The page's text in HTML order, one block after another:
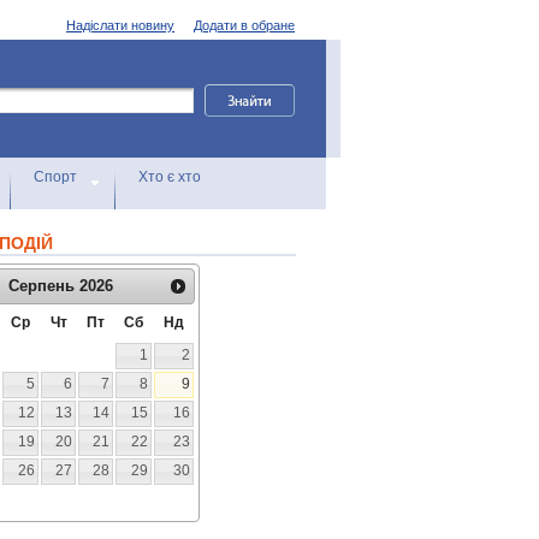
Додати в обране
Надіслати новину
Спорт Хто є хто
Серпень 2026
Ср Чт Пт Сб
Нд
1
2
5 6 7 8
9
12 13 14 15
16
19 20 21 22
23
26 27 28 29
30